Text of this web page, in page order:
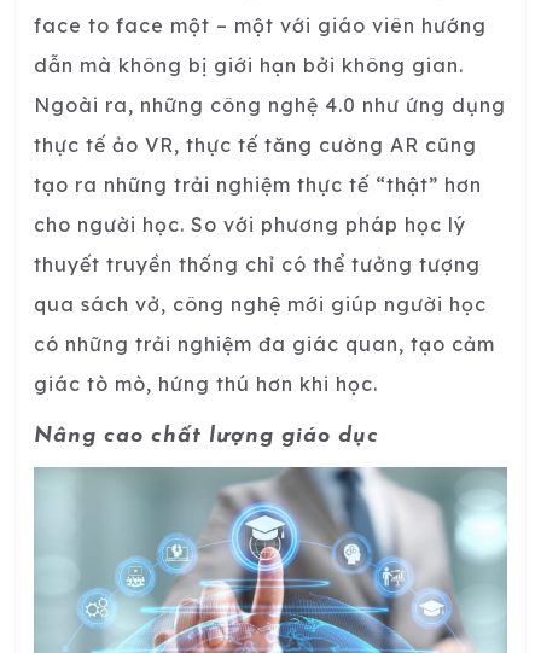
face to face một – một với giáo viên hướng
dẫn mà không bị giới hạn bởi không gian.
Ngoài ra, những công nghệ 4.0 như ứng dụng
thực tế ảo VR, thực tế tăng cường AR cũng
tạo ra những trải nghiệm thực tế “thật” hơn
cho người học. So với phương pháp học lý
thuyết truyền thống chỉ có thể tưởng tượng
qua sách vở, công nghệ mới giúp người học
có những trải nghiệm đa giác quan, tạo cảm
giác tò mò, hứng thú hơn khi học.
Nâng cao chất lượng giáo dục